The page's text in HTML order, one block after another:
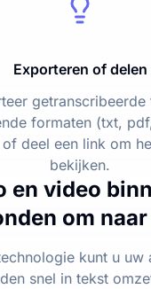
Exporteren of delen
getranscribeerde
formaten (txt,
deel een link om
bekijken.
en video
om
kunt u uw
snel in tekst